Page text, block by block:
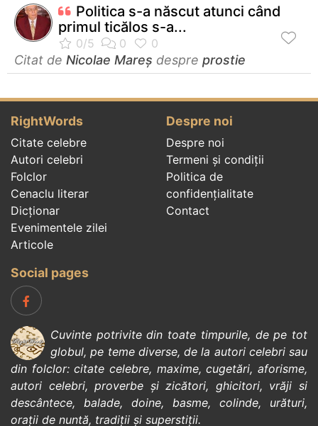
Politica s-a născut atunci când
primul ticălos s-a...
Citat de Nicolae Mareș despre prostie
RightWords
Citate celebre
Autori celebri
Folclor
Cenaclu literar
Dicționar
Evenimentele zilei
Articole
Despre noi
Despre noi
Termeni și condiții
Politica de
confidenţialitate
Contact
Social pages
Cuvinte potrivite din toate timpurile, de pe tot
globul, pe teme diverse, de la autori celebrisau
din folclor:citate celebre, maxime,cugetări,aforisme,
autori celebri,proverbe și zicători, ghicitori, vrăji si
descântece, balade, doine, basme, colinde, urături,
orații de nuntă, tradiții și superstiții.